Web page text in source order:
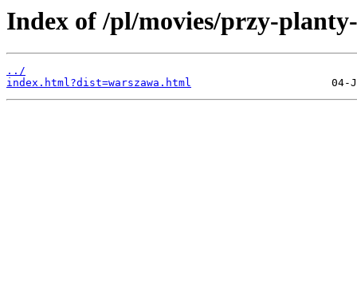
Index of /pl/movies/przy-
../
index.html?dist=warszawa.html